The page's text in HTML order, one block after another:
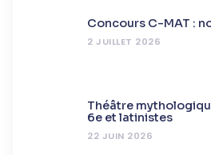
Concours C-MAT :
2 JUILLET 2026
Théâtre
6e et latinistes
22 JUIN 2026